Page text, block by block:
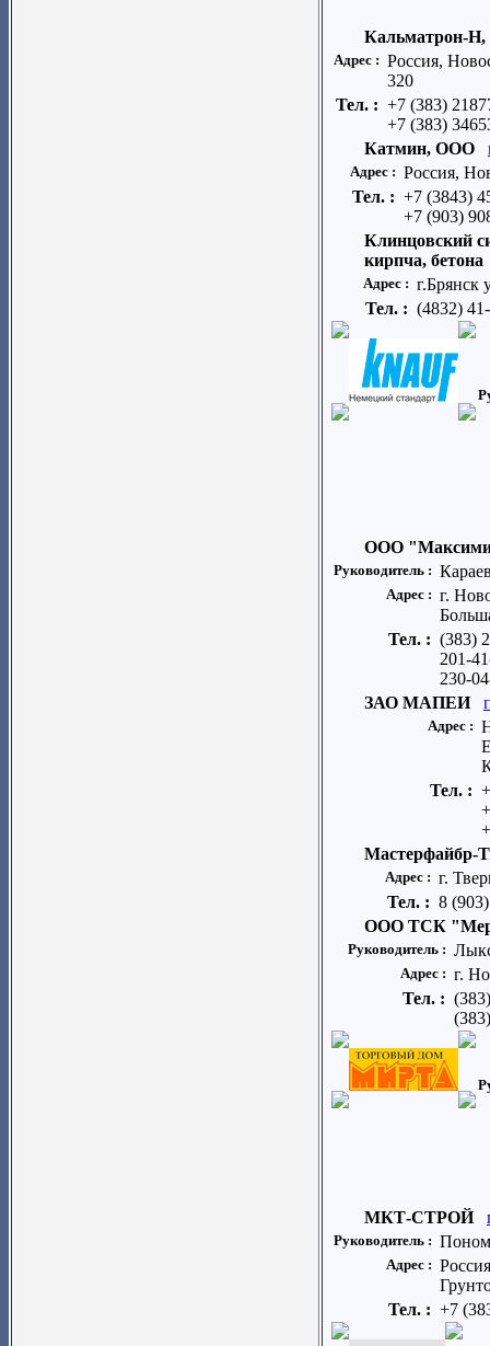
Кальматрон-
Адрес : Россия,
320
Тел. : +7 (383)
+7 (383)
Катмин, ООО
Адрес : Россия,
Тел. : +7 (3843)
+7 (903)
Клинцовский
кирпча, бетона
Адрес : г.Брянск
Тел. : (4832)
ООО
Руководитель :
Адрес : г.
Тел. : (383)
201-
230-
ЗАО МАПЕИ
Адрес :
Тел. :
Мастерфайбр-
Адрес : г.
Тел. : 8
ООО ТСК
Руководитель :
Адрес : г.
Тел. :
МКТ-СТРОЙ
Руководитель :
Адрес :
Тел. : +7